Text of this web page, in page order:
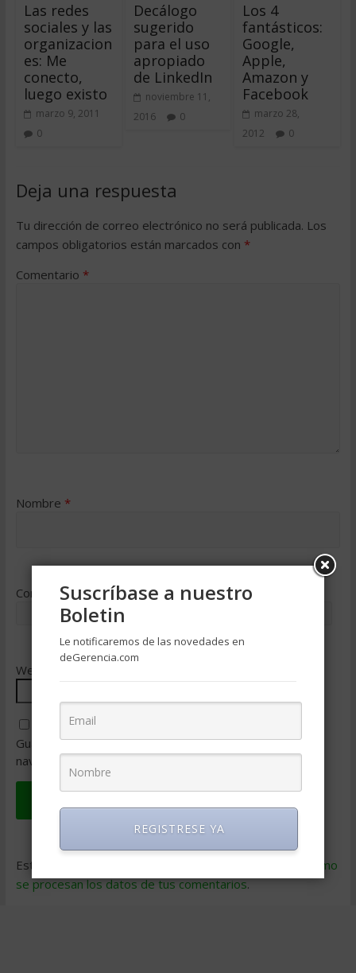
Las redes
sociales y las
organizacion
es: Me
conecto,
luego existo
marzo 9, 2011
0
Decálogo
sugerido
para el uso
apropiado
de LinkedIn
noviembre 11,
2016
0
Los 4
fantásticos:
Google,
Apple,
Amazon y
Facebook
marzo 28,
2012
0
Deja una respuesta
Tu dirección de correo electrónico no será publicada. Los
campos obligatorios están marcados con *
Comentario *
Nombre *
Correo electrónico*
Web
Guarda mi nombre, correo electrónico y web en este
navegador para la próxima vez que comente.
Este sitio usa Akismet para reducir el spam.
Aprende cómo
se procesan los datos de tus comentarios.
Suscríbase a nuestro
Boletin
Le notificaremos de las novedades en
deGerencia.com
REGISTRESE YA